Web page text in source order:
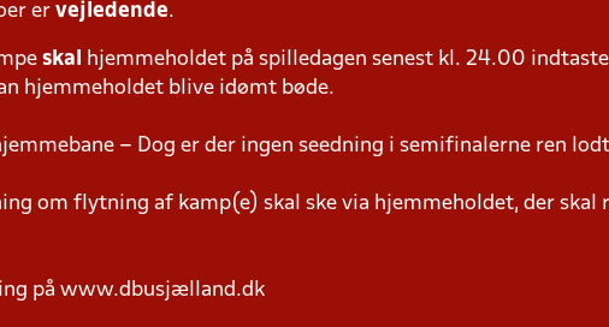
er vejledende.
skal
hjemmeholdet på spilledagen senest kl. 24.00
hjemmeholdet blive idømt bøde.
– Dog er der ingen seedning i semifinalerne ren
om flytning af kamp(e) skal ske via hjemmeholdet, der skal
på www.dbusjælland.dk